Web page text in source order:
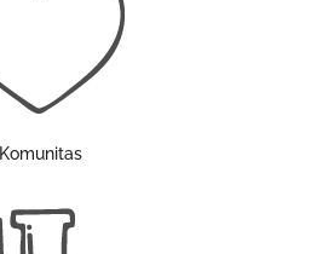
Komunitas